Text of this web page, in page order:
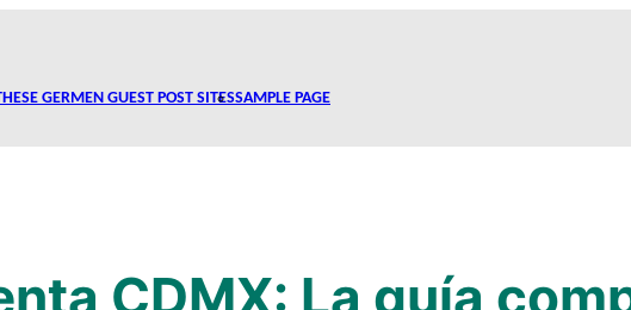
GERMEN GUEST POST SITESSAMPLE PAGE